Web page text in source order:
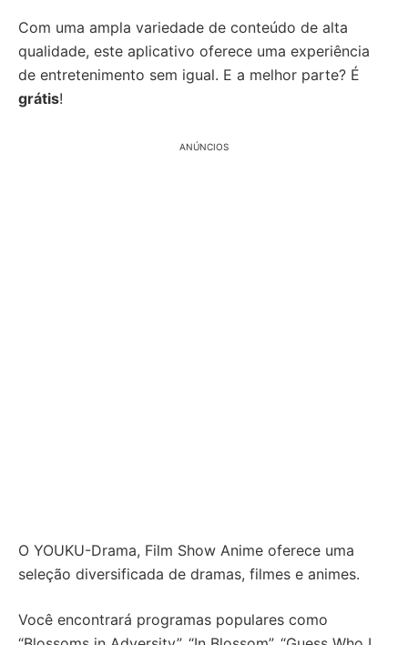
Com uma ampla variedade de conteúdo de alta
qualidade, este aplicativo oferece uma experiência
de entretenimento sem igual. E a melhor parte? É
grátis!
ANÚNCIOS
O YOUKU-Drama, Film Show Anime oferece uma
seleção diversificada de dramas, filmes e animes.
Você encontrará programas populares como